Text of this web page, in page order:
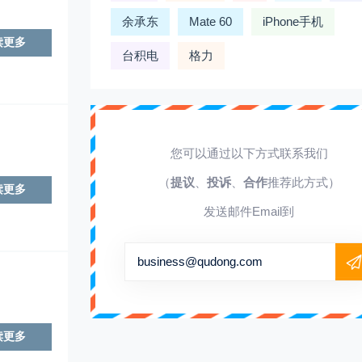
更多
更多
更多
余承东 Mate 60 iPhone手机
台积电 格力
您可以通过以下方式联系我们
（提议 投诉、 合作推荐此方式）
发送邮件Email到
business@qudong.com